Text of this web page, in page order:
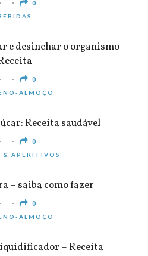
0
e desinchar o organismo –
0
ALMOÇO
Receita saudável
0
& APERITIVOS
– saiba como fazer
0
ALMOÇO
– Receita